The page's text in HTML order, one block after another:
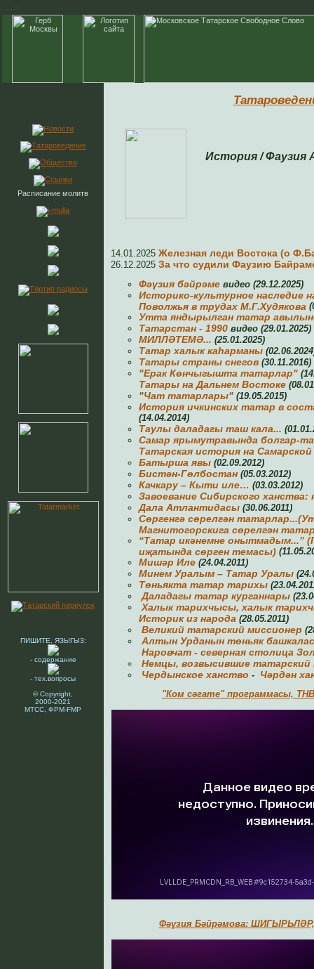
Расписание молитв
ПИШИТЕ, ЯЗЫГЫЗ:
- содержание
- тех.вопросы
© Copyright,
2000-2021
МТСС, ФРМ-FMP
История / Фаузия
14.01.2025 Железная леди Востока (о
26.12.2025 За что судили Фаузию
Фәүзия бәйрәме видео (29.12.2025)
Историко-культурное наследие
Поволжья в трудах М.Г.Худякова
Утта яндырылган татар
Татарстан - 1990 видео (29.01.2025)
МИЛЛӘТЕМӘ... (25.01.2025)
Татар халык каһарманы
Татары cтраны снегов (30.11.2016)
"Ерак Көнчыгышта татарлар"
Татары на Дальнем Востоке
"Чат татарлары" (19.05.2015)
История ичкинских татар в
(14.04.2014)
Таулы даладагы таш кала...
Самар ярымутравында болгар-
Татарская история на Самарской
Батырша явы (02.09.2012)
Бистән-Гөлбостан (05.03.2012)
Качкару – Кыти иле… (03.03.2012)
Завоевание Сибирского ханства:
Дала Атлантидасы (30.06.2011)
Сөргенгә сөрелгән татарлар...
Магнитогорскига сөрелгән
“Татар икәнемне онытмадым...”
иҗатында сөрген темасы)
Мишәр Иле (24.04.2011)
Минем Уралым – Татар Уралы
Төньякта татар тарихы
Даладагы татар курганнары
Халык тарихчысы, халык
Историк из народа (28.05.2011)
Великий татарский миссионер
Алтын Урданын төньяк
Наровчат - северная столица
Немцы, возвысившие татарский
Чердынское ханство - Чәрдән
"Ком сәгате" программасы,
Фәүзия Бәйрәмова: ШИГЫРЬЛӘР,